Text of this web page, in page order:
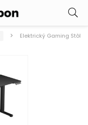
Elektrický Gaming Stôl